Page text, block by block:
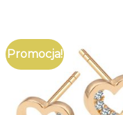
Promocja!